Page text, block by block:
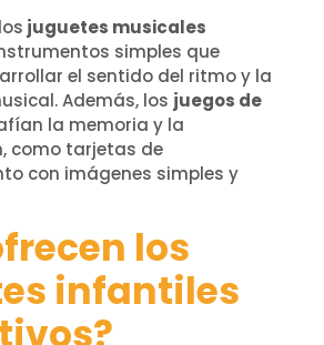
juguetes musicales
simples que
el sentido del ritmo y la
Además, los juegos de
la memoria y la
como tarjetas de
con imágenes simples y
los
infantiles